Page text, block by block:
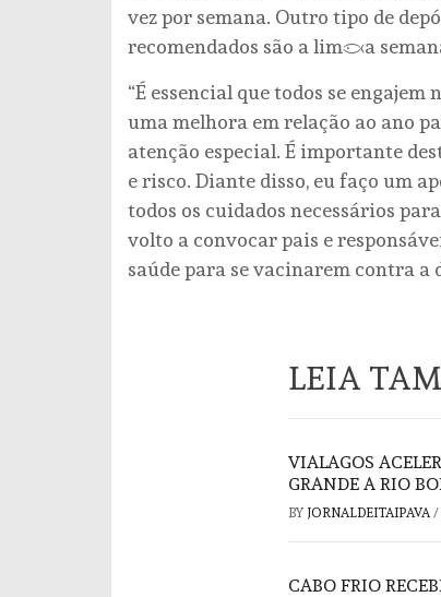
vez por semana. Outro tipo de
recomendados são a limpeza
“É essencial que todos se
uma melhora em relação ao ano
atenção especial. É importante
e risco. Diante disso, eu faço um
todos os cuidados necessários
volto a convocar pais e
saúde para se vacinarem contra a
LEIA
VIALAGOS
GRANDE A RIO
BY JORNALDEITAIPAVA /
CABO FRIO